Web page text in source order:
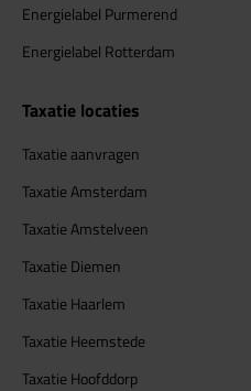
Energielabel Purmerend
Energielabel Rotterdam
Taxatie locaties
Taxatie aanvragen
Taxatie Amsterdam
Taxatie Amstelveen
Taxatie Diemen
Taxatie Haarlem
Taxatie Heemstede
Taxatie Hoofddorp